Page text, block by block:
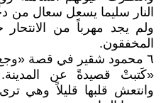
النار سليما يسعل سعال من
ولم يجد مهرباً من
المخفقون.
٦ محمود شقير في قصة «وجع»:
«كَتبتْ قصيدةً عن المدينة.
وانتعش قلبها قليلاً وهي